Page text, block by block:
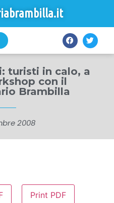
turisti in calo, a
con il
Brambilla
2008
Print PDF